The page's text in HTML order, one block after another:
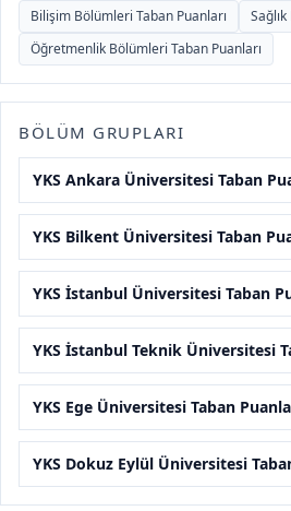
Bilişim Bölümleri Taban Puanları
Öğretmenlik Bölümleri Taban Puanları
BÖLÜM GRUPLARI
YKS Ankara Üniversitesi Taban
YKS Bilkent Üniversitesi Taban
YKS İstanbul Üniversitesi Taban
YKS İstanbul Teknik Üniversitesi
YKS Ege Üniversitesi Taban
YKS Dokuz Eylül Üniversitesi